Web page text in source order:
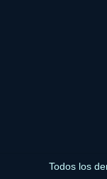
Todos los